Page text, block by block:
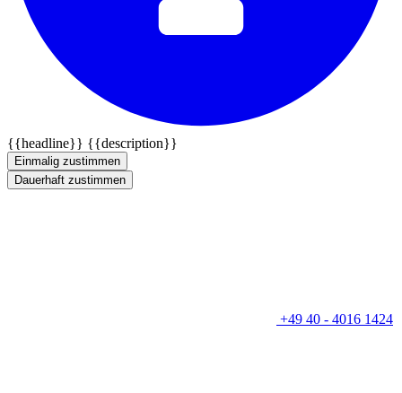
{{headline}} {{description}}
Einmalig zustimmen
Dauerhaft zustimmen
+49 40 - 4016 1424